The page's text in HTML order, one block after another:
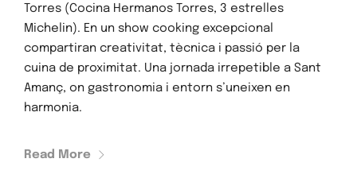
Torres (Cocina Hermanos Torres, 3 estrelles
Michelin). En un show cooking excepcional
compartiran creativitat, tècnica i passió per la
cuina de proximitat. Una jornada irrepetible a Sant
Amanç, on gastronomia i entorn s’uneixen en
harmonia.
Read More